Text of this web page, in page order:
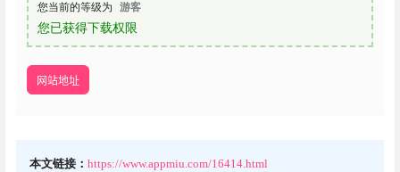
您当前的等级为 游客
您已获得下载权限
网站地址
本文链接： https://www.appmiu.com/16414.html